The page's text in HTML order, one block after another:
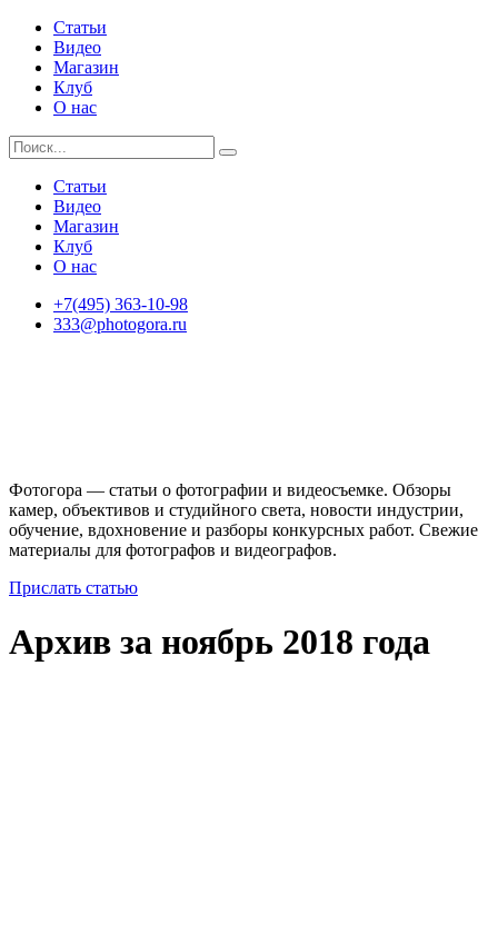
Статьи
Видео
Магазин
Клуб
О нас
Статьи
Видео
Магазин
Клуб
О нас
+7(495) 363-10-98
333@photogora.ru
Фотогора — статьи о фотографии и видеосъемке. Обзоры
камер, объективов и студийного света, новости индустрии,
обучение, вдохновение и разборы конкурсных работ. Свежие
материалы для фотографов и видеографов.
Прислать статью
Архив за ноябрь 2018 года